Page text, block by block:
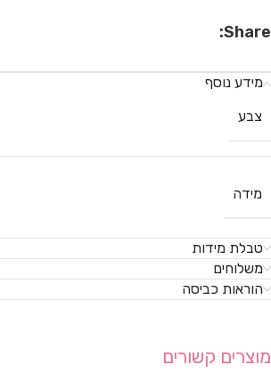
Share:
מידע נוסף
צבע
מידה
טבלת מידות
משלוחים
הוראות כביסה
מוצרים קשורים